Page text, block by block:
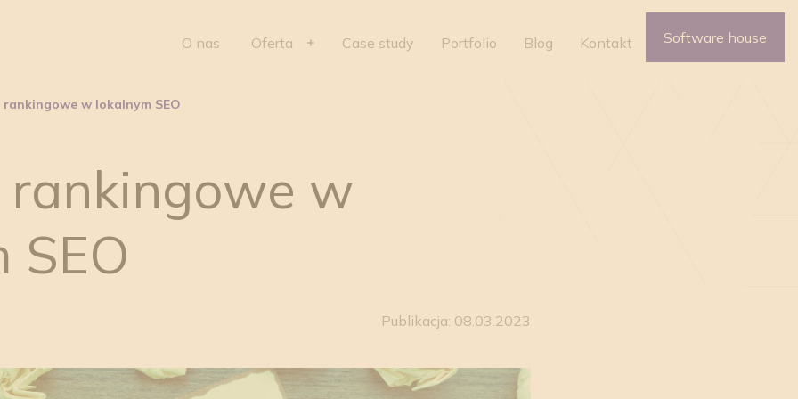
O nas Oferta Case study Portfolio Blog Kontakt Software house
w lokalnym SEO
rankingowe w
SEO
Publikacja: 08.03.2023